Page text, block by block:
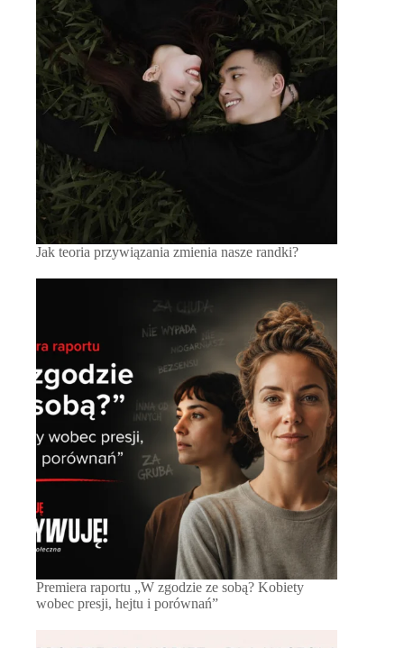
Jak teoria przywiązania zmienia nasze randki?
Premiera raportu „W zgodzie ze sobą? Kobiety
wobec presji, hejtu i porównań”